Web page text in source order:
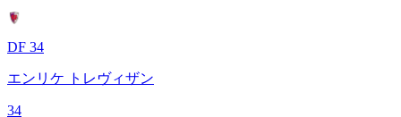
DF 34
エンリケ トレヴィザン
34